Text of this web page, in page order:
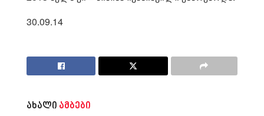
30.09.14
ახალი ამბები